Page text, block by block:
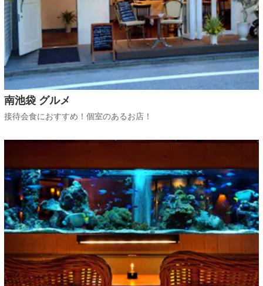
南池袋 グルメ
接待会食におすすめ！個室のあるお店！